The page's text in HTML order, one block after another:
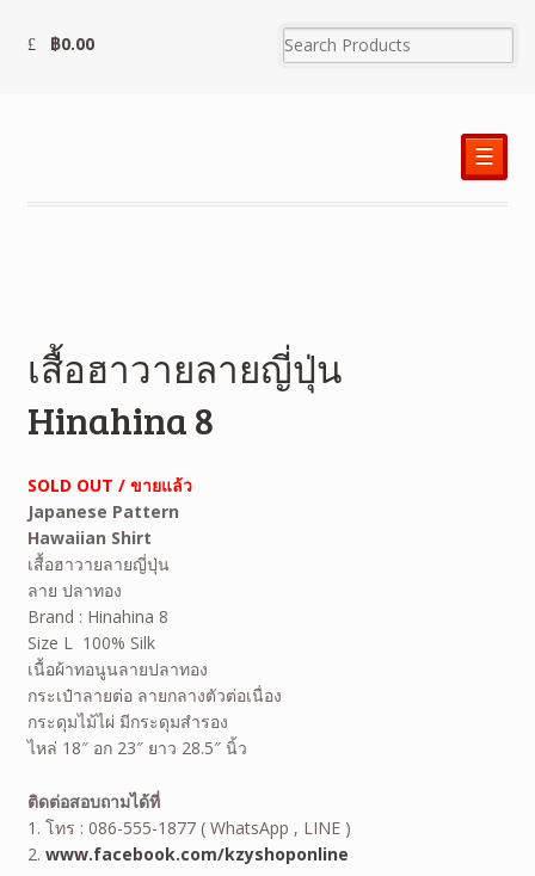
฿0.00
☰
เสื้อฮาวายลายญี่ปุ่น
Hinahina 8
SOLD OUT / ขายแล้ว
Japanese Pattern
Hawaiian Shirt
เสื้อฮาวายลายญี่ปุ่น
ลาย ปลาทอง
Brand : Hinahina 8
Size L 100% Silk
เนื้อผ้าทอนูนลายปลาทอง
กระเป๋าลายต่อ ลายกลางตัวต่อเนื่อง
กระดุมไม้ไผ่ มีกระดุมสำรอง
ไหล่ 18″ อก 23″ ยาว 28.5″ นิ้ว
ติดต่อสอบถามได้ที่
1. โทร : 086-555-1877 ( WhatsApp , LINE )
2. www.facebook.com/kzyshoponline